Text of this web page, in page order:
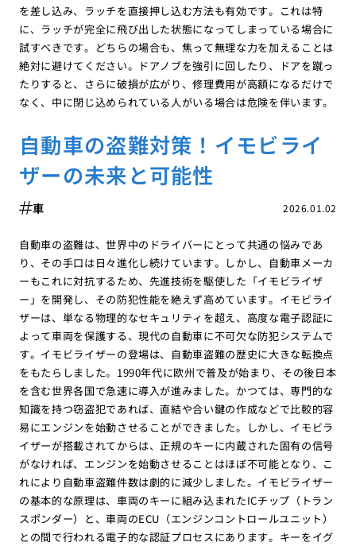
を差し込み、ラッチを直接押し込む方法も有効です。これは特
に、ラッチが完全に飛び出した状態になってしまっている場合に
試すべきです。どちらの場合も、焦って無理な力を加えることは
絶対に避けてください。ドアノブを強引に回したり、ドアを蹴っ
たりすると、さらに破損が広がり、修理費用が高額になるだけで
なく、中に閉じ込められている人がいる場合は危険を伴います。
自動車の盗難対策！イモビライ
ザーの未来と可能性
2026.01.02
車
自動車の盗難は、世界中のドライバーにとって共通の悩みであ
り、その手口は日々進化し続けています。しかし、自動車メーカ
ーもこれに対抗するため、先進技術を駆使した「イモビライザ
ー」を開発し、その防犯性能を絶えず高めています。イモビライ
ザーは、単なる物理的なセキュリティを超え、高度な電子認証に
よって車両を保護する、現代の自動車に不可欠な防犯システムで
す。イモビライザーの登場は、自動車盗難の歴史に大きな転換点
をもたらしました。1990年代に欧州で普及が始まり、その後日本
を含む世界各国で急速に導入が進みました。かつては、専門的な
知識を持つ窃盗犯であれば、直結や合い鍵の作成などで比較的容
易にエンジンを始動させることができました。しかし、イモビラ
イザーが搭載されてからは、正規のキーに内蔵された固有の信号
がなければ、エンジンを始動させることはほぼ不可能となり、こ
れにより自動車盗難件数は劇的に減少しました。イモビライザー
の基本的な原理は、車両のキーに組み込まれたICチップ（トラン
スポンダー）と、車両のECU（エンジンコントロールユニット）
との間で行われる電子的な認証プロセスにあります。キーをイグ